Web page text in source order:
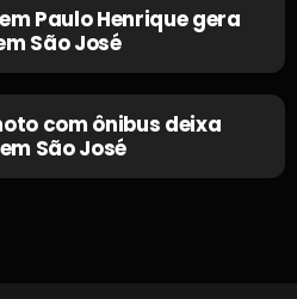
Paulo Henrique gera
São José
com ônibus deixa
São José